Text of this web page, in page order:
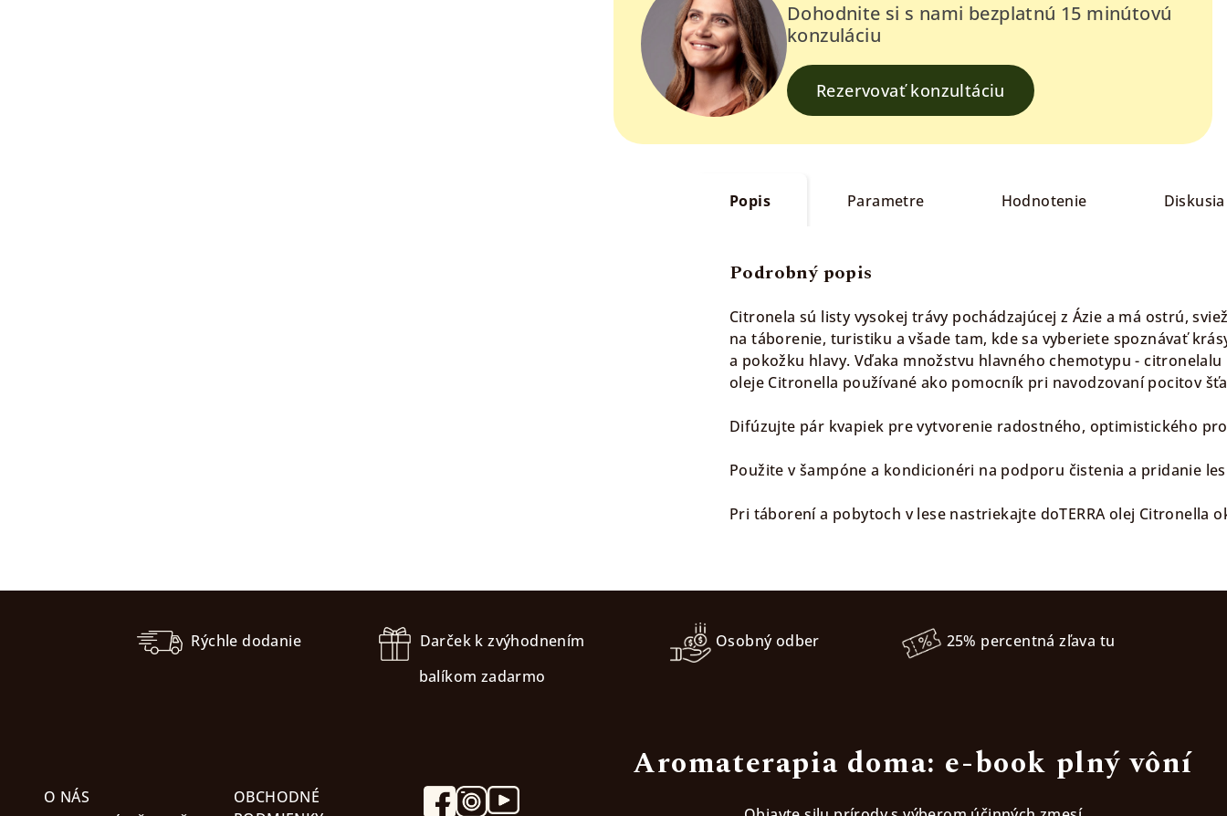
Dohodnite si s nami bezplatnú 15 minútovú
konzuláciu
Rezervovať konzultáciu
Popis Parametre Hodnotenie Diskusia
Podrobný popis
Citronela sú listy vysokej trávy pochádzajúcej z Ázie a má ostrú,
na táborenie, turistiku a všade tam, kde sa vyberiete spoznávať
a pokožku hlavy. Vďaka množstvu hlavného chemotypu -
oleje Citronella používané ako pomocník pri navodzovaní pocitov
Difúzujte pár kvapiek pre vytvorenie radostného, optimistického
Použite v šampóne a kondicionéri na podporu čistenia a pridanie
Pri táborení a pobytoch v lese nastriekajte doTERRA olej
Rýchle dodanie
Darček k zvýhodnením
balíkom zadarmo
Osobný odber 25% percentná zľava tu
O NÁS
OBCHODNÉ
Aromaterapia doma: e-book plný vôní